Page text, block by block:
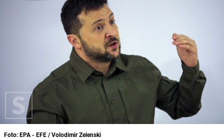
Foto: EPA - EFE / Volodimir Zelenski